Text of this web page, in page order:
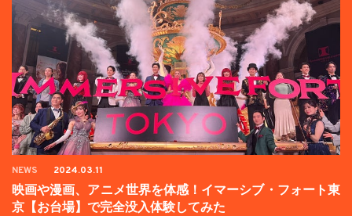
NEWS 2024.03.11
映画や漫画、アニメ世界を体感！イマーシブ・フォート東
京【お台場】で完全没入体験してみた